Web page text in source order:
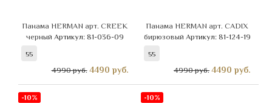
Панама HERMAN арт. CREEK
черный Артикул: 81-036-09
55
4990 руб. 4490 руб.
Панама HERMAN арт. CADIX
бирюзовый Артикул: 81-124-19
55
4990 руб. 4490 руб.
-10% -10%